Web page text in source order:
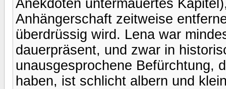
Anekdoten untermauertes
Anhängerschaft zeitweise
überdrüssig wird. Lena war
dauerpräsent, und zwar in
unausgesprochene Befürchtung,
haben, ist schlicht albern und